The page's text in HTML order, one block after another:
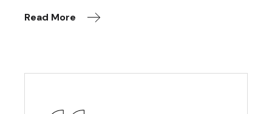
Read More